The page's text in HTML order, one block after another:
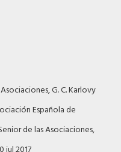
G. C. Karlovy
Española de
de las Asociaciones,